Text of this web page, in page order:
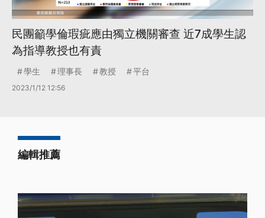
民團籲學倫瑕疵應由獨立機關審查 近7成學生認
為指導教授也有責
學生 理事長 教授 平台
2023/1/12 12:56
編輯推薦